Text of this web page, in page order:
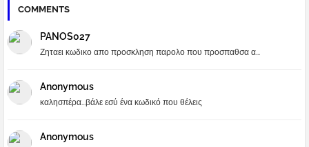
COMMENTS
PANOS027
Ζηταει κωδικο απο προσκληση παρολο που προσπαθσα α...
Anonymous
καλησπέρα...βάλε εσύ ένα κωδικό που θέλεις
Anonymous